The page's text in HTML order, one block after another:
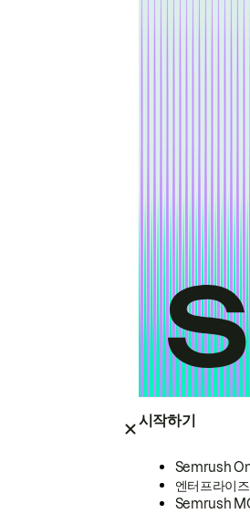
시작하기
Semrush
엔터프라이즈
Semrush